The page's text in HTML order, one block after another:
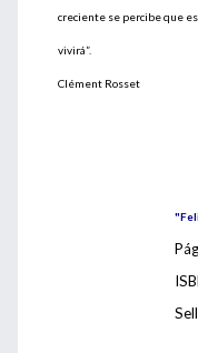
creciente se percibe que
vivirá”.
Clément Rosset
"